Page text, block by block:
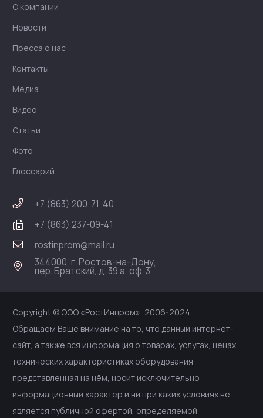
О компании
Новости
Пресса о нас
Контакты
Медиа
Видео
Статьи
Фото
Глоссарий
+7 (863) 200-71-40
+7 (863) 237-09-41
rostinprom@mail.ru
344000, г. Ростов-на-Дону,
пер. Братский, д. 39 а, оф. 3
Copyright © ООО «РостИнпром», 2006-2024
Обращаем Ваше внимание на то, что данный интернет-
сайт, а также вся информация о товарах, услугах, ценах,
технических характеристиках оборудования
представленная на нём, носит исключительно
информационный характер и ни при каких условиях не
является публичной офертой, определяемой